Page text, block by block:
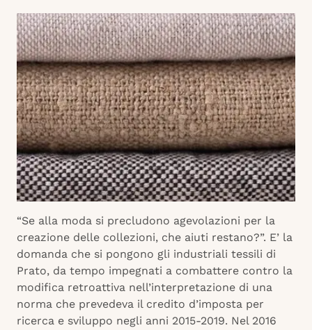
“Se alla moda si precludono agevolazioni per la
creazione delle collezioni, che aiuti restano?”. E’ la
domanda che si pongono gli industriali tessili di
Prato, da tempo impegnati a combattere contro la
modifica retroattiva nell’interpretazione di una
norma che prevedeva il credito d’imposta per
ricerca e sviluppo negli anni 2015-2019. Nel 2016